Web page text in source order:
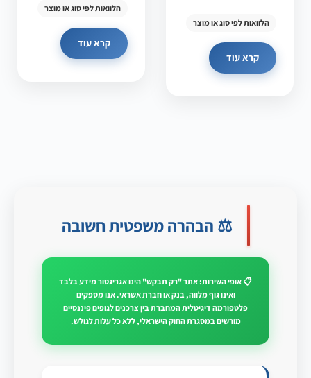
הלוואות לפי סוג או מוצר
קרא עוד
הלוואות לפי סוג או מוצר
קרא עוד
⚖️ הבהרה משפטית חשובה
📋 אופי השירות: אתר "רק תבקש" הינו אגריגטור מידע בלבד
ואינו גוף מלווה, בנק או חברת אשראי. אנו מספקים
פלטפורמה דיגיטלית המחברת בין צרכנים לגופים פיננסיים
מורשים במסגרת החוק הישראלי, ללא כל עלות לגולש.